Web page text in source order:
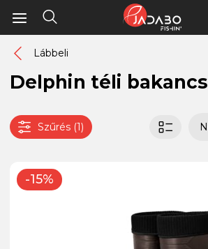
Lábbeli
Delphin téli bakancs
Szűrés (1)
-15%